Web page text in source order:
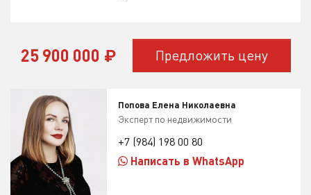
25 900 000 ₽ Предложить цену
Попова Елена Николаевна
Эксперт по недвижимости
+7 (984) 198 00 80
Написать в WhatsApp